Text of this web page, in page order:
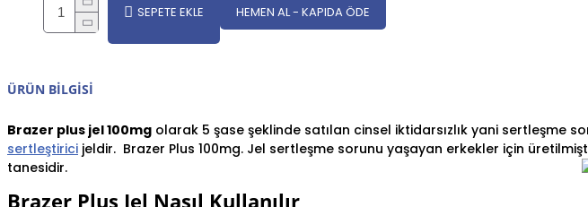
SEPETE EKLE HEMEN AL - KAPIDA ÖDE
ÜRÜN BILGISI
Brazer plus jel 100mg olarak 5 şase şeklinde satılan cinsel iktidarsızlık yani sertleşme
sertleştirici jeldir. Brazer Plus 100mg. Jel sertleşme sorunu yaşayan erkekler için
tanesidir.
Brazer Plus Jel Nasıl Kullanılır